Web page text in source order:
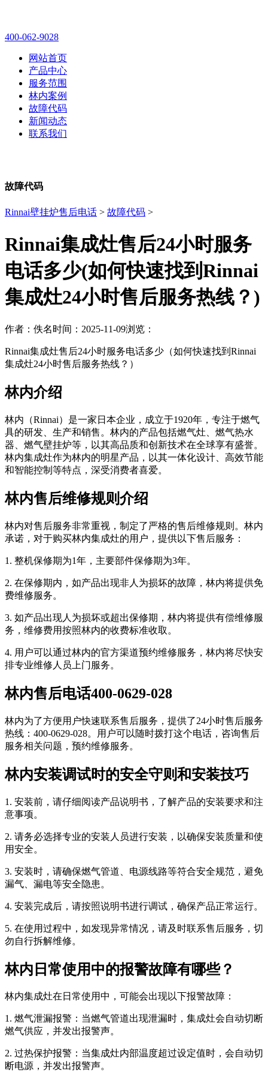
400-062-9028
网站首页
产品中心
服务范围
林内案例
故障代码
新闻动态
联系我们
故障代码
Rinnai壁挂炉售后电话 > 故障代码 >
Rinnai集成灶售后24小时服务
电话多少(如何快速找到Rinnai
集成灶24小时售后服务热线？)
作者：佚名时间：2025-11-09浏览：
Rinnai集成灶售后24小时服务电话多少（如何快速找到Rinnai
集成灶24小时售后服务热线？）
林内介绍
林内（Rinnai）是一家日本企业，成立于1920年，专注于燃气
具的研发、生产和销售。林内的产品包括燃气灶、燃气热水
器、燃气壁挂炉等，以其高品质和创新技术在全球享有盛誉。
林内集成灶作为林内的明星产品，以其一体化设计、高效节能
和智能控制等特点，深受消费者喜爱。
林内售后维修规则介绍
林内对售后服务非常重视，制定了严格的售后维修规则。林内
承诺，对于购买林内集成灶的用户，提供以下售后服务：
1. 整机保修期为1年，主要部件保修期为3年。
2. 在保修期内，如产品出现非人为损坏的故障，林内将提供免
费维修服务。
3. 如产品出现人为损坏或超出保修期，林内将提供有偿维修服
务，维修费用按照林内的收费标准收取。
4. 用户可以通过林内的官方渠道预约维修服务，林内将尽快安
排专业维修人员上门服务。
林内售后电话400-0629-028
林内为了方便用户快速联系售后服务，提供了24小时售后服务
热线：400-0629-028。用户可以随时拨打这个电话，咨询售后
服务相关问题，预约维修服务。
林内安装调试时的安全守则和安装技巧
1. 安装前，请仔细阅读产品说明书，了解产品的安装要求和注
意事项。
2. 请务必选择专业的安装人员进行安装，以确保安装质量和使
用安全。
3. 安装时，请确保燃气管道、电源线路等符合安全规范，避免
漏气、漏电等安全隐患。
4. 安装完成后，请按照说明书进行调试，确保产品正常运行。
5. 在使用过程中，如发现异常情况，请及时联系售后服务，切
勿自行拆解维修。
林内日常使用中的报警故障有哪些？
林内集成灶在日常使用中，可能会出现以下报警故障：
1. 燃气泄漏报警：当燃气管道出现泄漏时，集成灶会自动切断
燃气供应，并发出报警声。
2. 过热保护报警：当集成灶内部温度超过设定值时，会自动切
断电源，并发出报警声。